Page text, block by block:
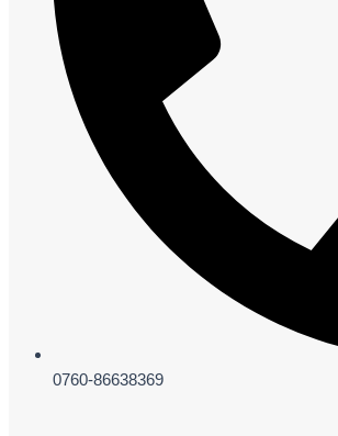
0760-86638369